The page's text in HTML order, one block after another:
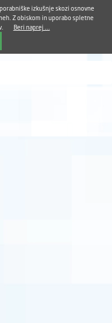
Iskalnik
izkušnje skozi osnovne
Z obiskom in uporabo spletne
Beri naprej ...